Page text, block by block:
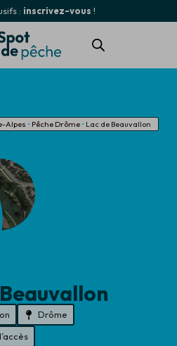
: inscrivez-vous !
Alpes • Pêche Drôme • Lac de Beauvallon
Drôme